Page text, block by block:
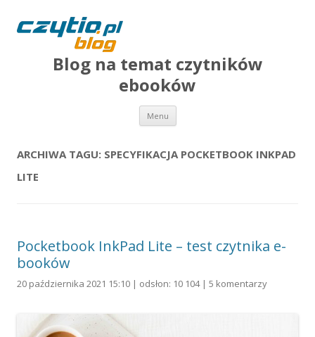
Blog na temat czytników
ebooków
Menu Przejdź do treści
ARCHIWA TAGU: SPECYFIKACJA POCKETBOOK INKPAD
LITE
Pocketbook InkPad Lite – test czytnika e-
booków
20 października 2021 15:10 | odsłon: 10 104 | 5 komentarzy